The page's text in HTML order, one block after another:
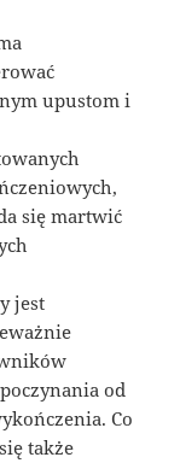
upustom i
się martwić
jest
od
Co
także